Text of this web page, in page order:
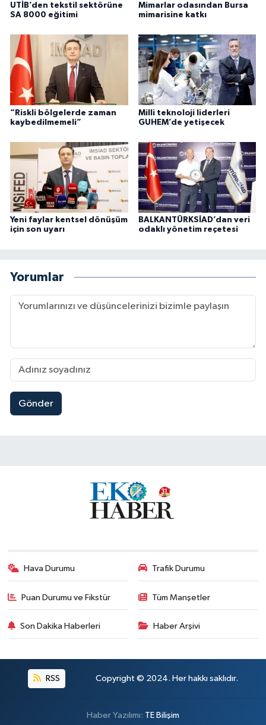
UTİB’den tekstil sektörüne
SA 8000 eğitimi
Mimarlar odasından Bursa
mimarisine katkı
“Riskli bölgelerde zaman
kaybedilmemeli”
Milli teknoloji liderleri
GUHEM’de yetişecek
Yeni faylar kentsel dönüşüm
için son uyarı
BALKANTÜRKSİAD’dan veri
odaklı yönetim reçetesi
Yorumlar
Gönder
Hava Durumu Trafik Durumu
Puan Durumu ve Fikstür Tüm Manşetler
Son Dakika Haberleri Haber Arşivi
RSS Copyright © 2024. Her hakkı saklıdır.
Haber Yazılımı: TE Bilişim